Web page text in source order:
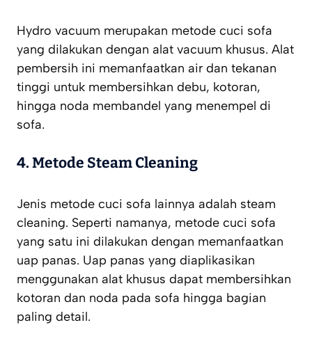
Hydro vacuum merupakan metode cuci sofa
yang dilakukan dengan alat vacuum khusus. Alat
pembersih ini memanfaatkan air dan tekanan
tinggi untuk membersihkan debu, kotoran,
hingga noda membandel yang menempel di
sofa.
4. Metode Steam Cleaning
Jenis metode cuci sofa lainnya adalah steam
cleaning. Seperti namanya, metode cuci sofa
yang satu ini dilakukan dengan memanfaatkan
uap panas. Uap panas yang diaplikasikan
menggunakan alat khusus dapat membersihkan
kotoran dan noda pada sofa hingga bagian
paling detail.